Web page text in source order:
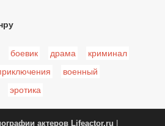
боевик драма
криминал
военный
эротика
актеров Lifeactor.ru